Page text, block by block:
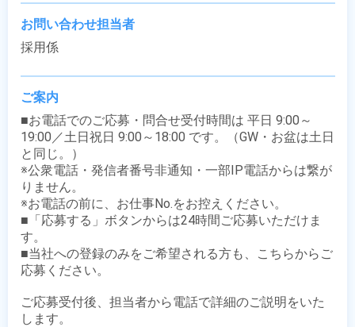
お問い合わせ担当者
採用係
ご案内
■お電話でのご応募・問合せ受付時間は 平日 9:00～
19:00／土日祝日 9:00～18:00 です。（GW・お盆は土日
と同じ。）
※公衆電話・発信者番号非通知・一部IP電話からは繋が
りません。
※お電話の前に、お仕事No.をお控えください。
■「応募する」ボタンからは24時間ご応募いただけま
す。
■当社への登録のみをご希望される方も、こちらからご
応募ください。
ご応募受付後、担当者から電話で詳細のご説明をいた
します。